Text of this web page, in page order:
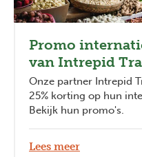
Promo
van Intrepid
Onze partner Intrepid
25% korting op hun
Bekijk hun promo's.
Lees meer